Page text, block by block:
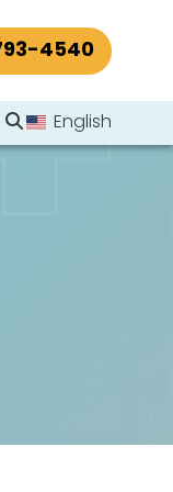
4540
Buscar en el sitio
English